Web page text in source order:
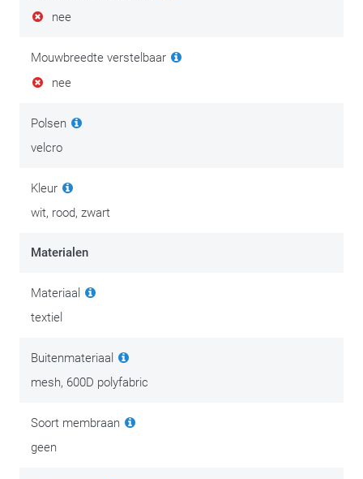
nee
Mouwbreedte verstelbaar
nee
Polsen
velcro
Kleur
wit, rood, zwart
Materialen
Materiaal
textiel
Buitenmateriaal
mesh, 600D polyfabric
Soort membraan
geen